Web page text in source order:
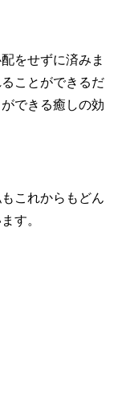
をせずに済みま
ことができるだ
できる癒しの効
これからもどん
す。